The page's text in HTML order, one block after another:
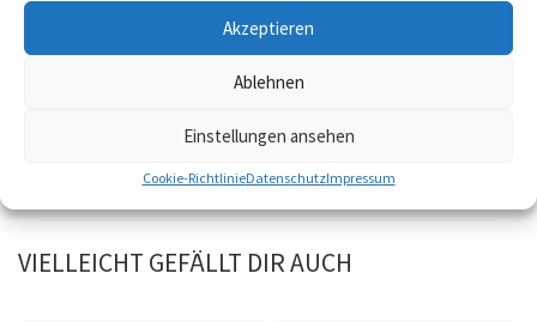
Akzeptieren
Ablehnen
Einstellungen ansehen
Cookie-RichtlinieDatenschutzImpressum
VIELLEICHT GEFÄLLT DIR AUCH